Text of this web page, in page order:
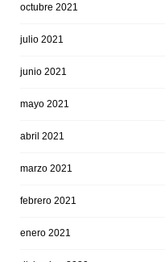
octubre 2021
julio 2021
junio 2021
mayo 2021
abril 2021
marzo 2021
febrero 2021
enero 2021